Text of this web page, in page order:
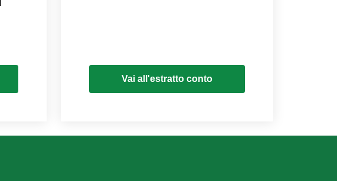
Vai all'estratto conto